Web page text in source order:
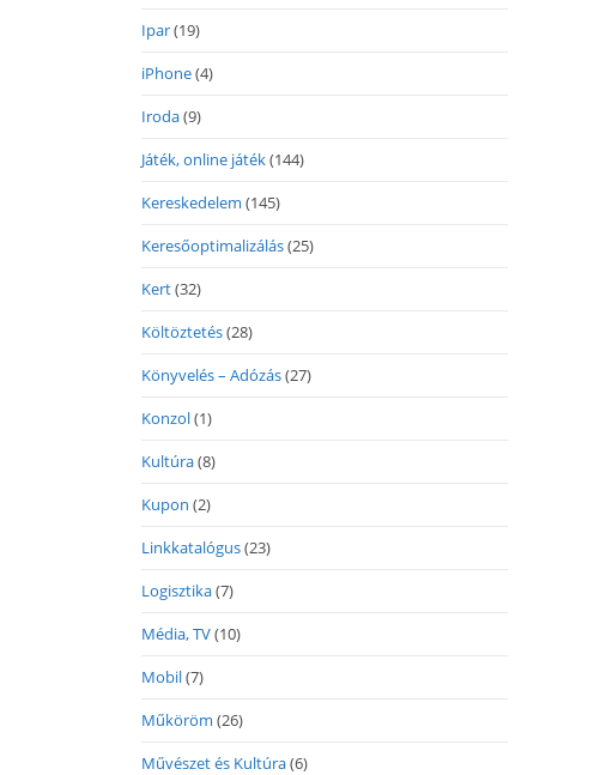
Ipar(19)
iPhone(4)
Iroda(9)
Játék, online játék(144)
Kereskedelem (145)
Keresőoptimalizálás(25)
Kert(32)
Költöztetés(28)
Könyvelés – Adózás(27)
Konzol(1)
Kultúra(8)
Kupon (2)
Linkkatalógus(23)
Logisztika(7)
Média, TV(10)
Mobil(7)
Műköröm (26)
Művészet és Kultúra(6)